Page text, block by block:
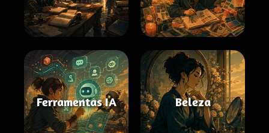
Ferramentas IA Beleza